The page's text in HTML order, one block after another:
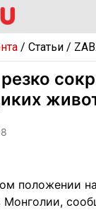
/ Статьи/
положении